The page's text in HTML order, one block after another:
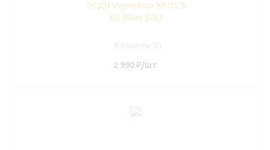
ЭСДН Vaporesso XROS 5
Kit (Blue Silk)
2 990₽/шт